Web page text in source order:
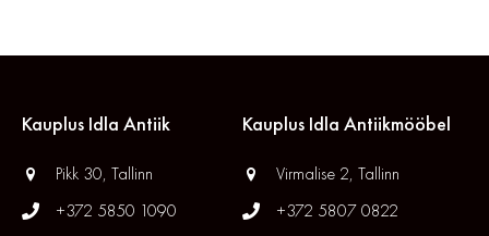
Kauplus Idla Antiik
Pikk 30, Tallinn
+372 5850 1090
Kauplus Idla Antiikmööbel
Virmalise 2, Tallinn
+372 5807 0822